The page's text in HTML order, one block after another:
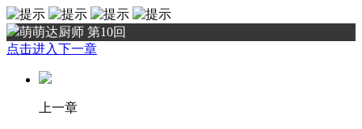
萌萌达厨师 第10回
点击进入下一章
上一章